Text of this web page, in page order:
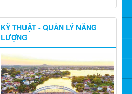
KỸ THUẬT - QUẢN LÝ NĂNG
LƯỢNG